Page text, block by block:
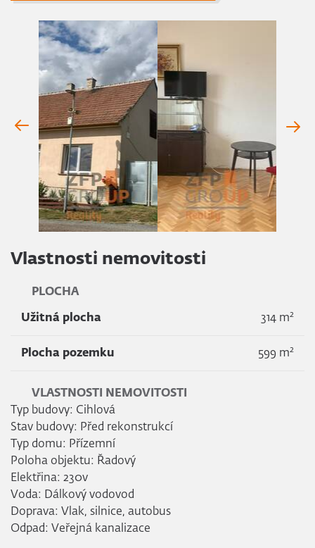
Vlastnosti nemovitosti
PLOCHA
Užitná plocha 314 m2
Plocha pozemku 599 m2
VLASTNOSTI NEMOVITOSTI
Typ budovy: Cihlová
Stav budovy: Před rekonstrukcí
Typ domu: Přízemní
Poloha objektu: Řadový
Elektřina: 230v
Voda: Dálkový vodovod
Doprava: Vlak, silnice, autobus
Odpad: Veřejná kanalizace